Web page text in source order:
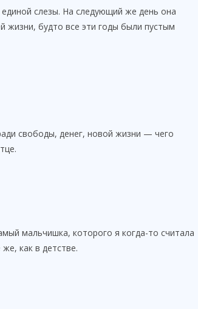
слезы. На следующий же день она
жизни, будто все эти годы были пустым
свободы, денег, новой жизни — чего
мальчишка, которого я когда-то считала
как в детстве.